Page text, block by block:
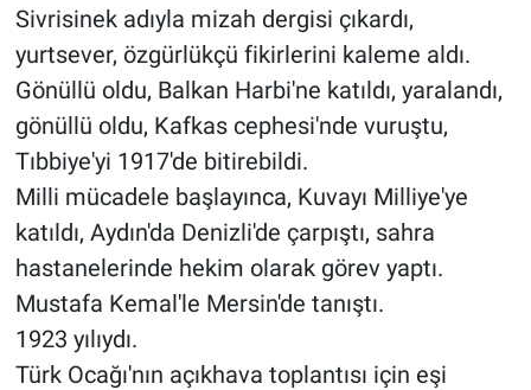
Sivrisinek adıyla mizah dergisi çıkardı,
yurtsever, özgürlükçü fikirlerini kaleme aldı.
Gönüllü oldu, Balkan Harbi'ne katıldı, yaralandı,
gönüllü oldu, Kafkas cephesi'nde vuruştu,
Tıbbiye'yi 1917'de bitirebildi.
Milli mücadele başlayınca, Kuvayı Milliye'ye
katıldı, Aydın'da Denizli'de çarpıştı, sahra
hastanelerinde hekim olarak görev yaptı.
Mustafa Kemal'le Mersin'de tanıştı.
1923 yılıydı.
Türk Ocağı'nın açıkhava toplantısı için eşi